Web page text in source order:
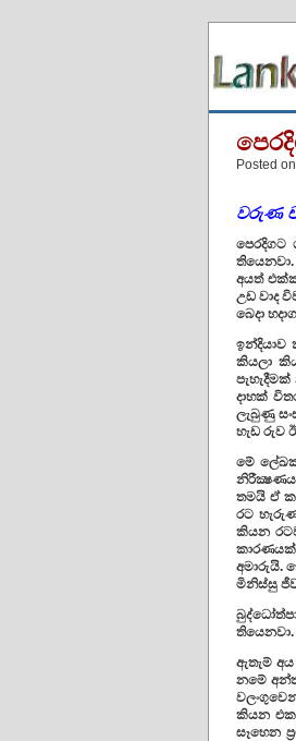
Posted
වරුණ
පෙරදිගට
අයත්
උඩ වාද
බෙදා
ඉන්දියාව
කියලා
දාහක්
ලැබුණු
හැඩ රුව
මේ
තමයි ඒ
රට
කියන
අමාරුයි.
මිනිස්සු
ඇතැම්
නමේ
කියන එක
සෑහෙන